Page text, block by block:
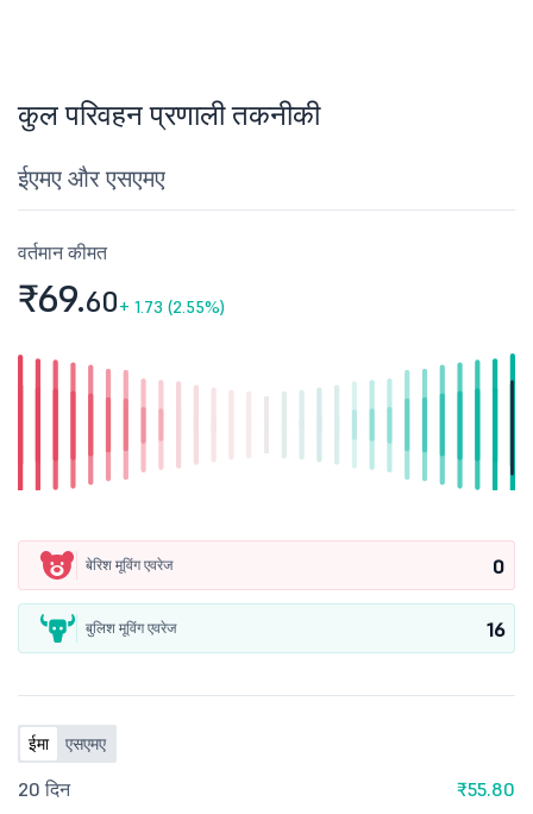
कुल परिवहन प्रणाली तकनीकी
ईएमए और एसएमए
वर्तमान कीमत
₹69.60+ 1.73 (2.55%)
बेरिश मूविंग एवरेज 0
बुलिश मूविंग एवरेज 16
ईमा एसएमए
20 दिन ₹55.80